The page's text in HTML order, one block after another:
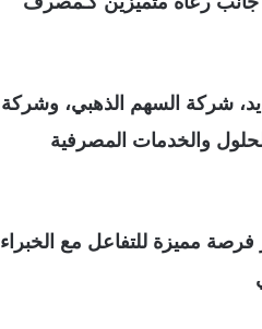
شركة السهم الذهبي، وشركة
والخدمات المصرفية
فرصة مميزة للتفاعل مع الخبراء